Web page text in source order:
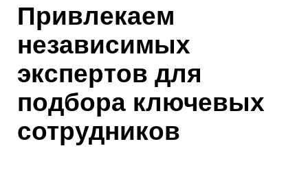
7 причин
обратиться к нам
Уникальный опыт в поиске
1
Привлекаем
независимых
экспертов для
подбора ключевых
сотрудников